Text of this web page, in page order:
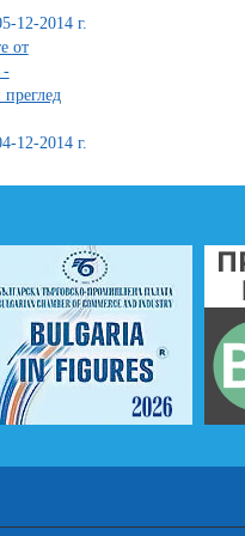
12-2014 г.
от
-
12-2014 г.